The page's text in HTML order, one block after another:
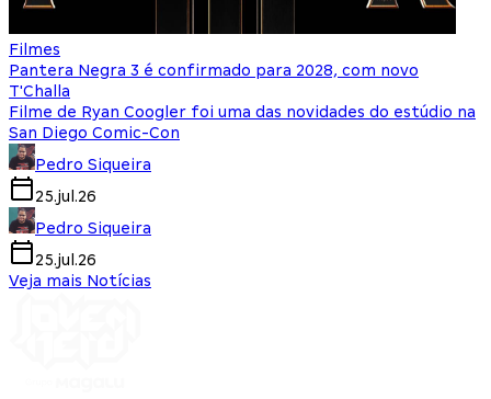
Filmes
Pantera Negra 3 é confirmado para 2028, com novo
T'Challa
Filme de Ryan Coogler foi uma das novidades do estúdio na
San Diego Comic-Con
Pedro Siqueira
25.jul.26
Pedro Siqueira
25.jul.26
Veja mais Notícias